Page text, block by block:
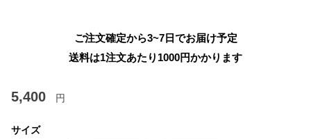
ご注文確定から3~7日でお届け予定
送料は1注文あたり 1000円かかります
5,400 円
サイズ